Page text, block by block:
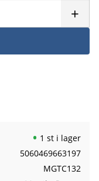
+
1 st i lager
5060469663197
MGTC132